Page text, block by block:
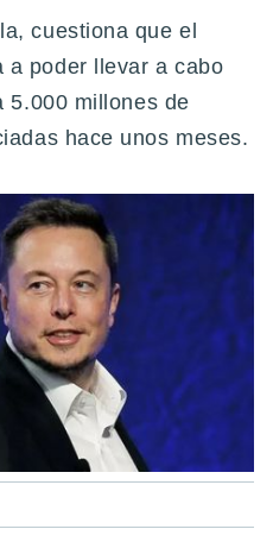
cuestiona que el
a poder llevar a cabo
5.000 millones de
hace unos meses.